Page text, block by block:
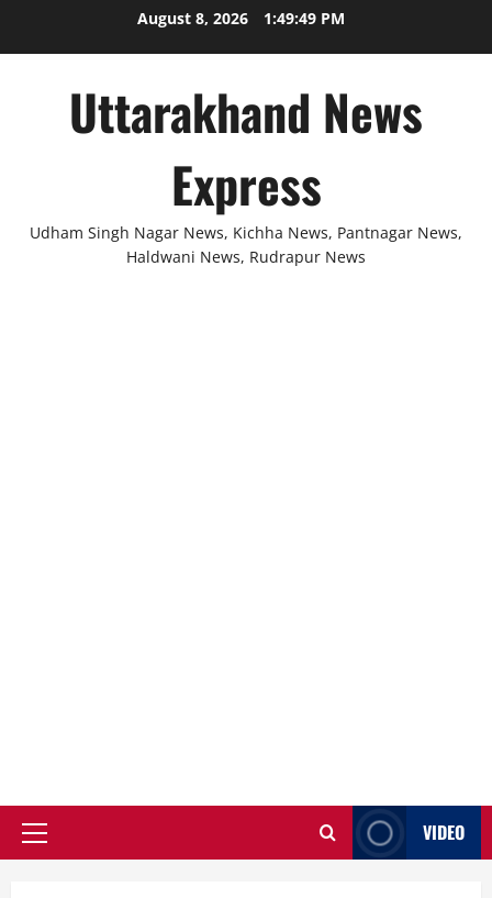
August 8, 2026 1:49:50 PM
Uttarakhand News
Express
Udham Singh Nagar News, Kichha News, Pantnagar News,
Haldwani News, Rudrapur News
Primary
VIDEO